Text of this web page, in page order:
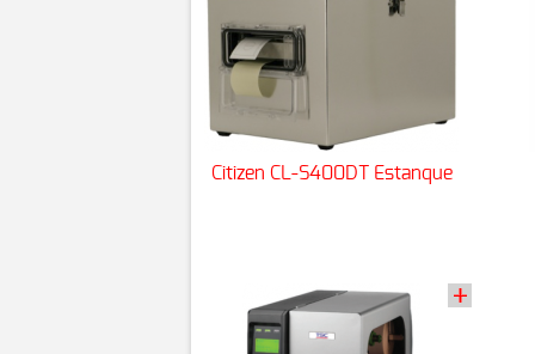
Citizen CL-S400DT Estanque